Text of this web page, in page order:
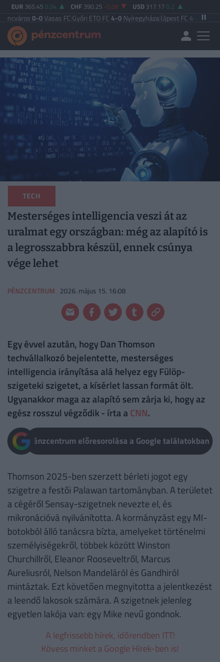
EUR 365.45 0.04 CHF 390.25 -0.08 USD 317.17 0.2
0Vasas FC|Győri ETO FC4-0 Nyíregyháza|Újpest FC4-2Debreceni VSC
TECH
Mesterséges intelligencia veszi át az
uralmat egy országban: még az alapító is
a legrosszabbra készül, ennek csúnya
vége lehet
PÉNZCENTRUM 2026. május 15. 16:08
Egy évvel azután, hogy Dan Thomson
techvállalkozó bejelentette, mesterséges
intelligencia irányítása alá helyez egy Fülöp-
szigeteki szigetet, a kísérlet lassan formát ölt.
Ugyanakkor maga az alapító sem zárja ki, hogy az
egész rosszul végződik - írta a CNN.
Pénzcentrum előresorolása a Google találatokban
Thomson 2025-ben szerzett bérleti jogot egy
szigetre a festői Palawan tartományban. A területet
a cégéről Sensay-szigetnek nevezte el, és
mikronációvá nyilvánította. A kormányzást egy MI-
botokból álló tanácsra bízta, amelyeket történelmi
személyiségekről, többek között Winston
Churchillről, Eleanor Rooseveltről, Marcus
Aureliusról, Nelson Mandeláról és Gandhiról
mintáztak. Ezt követően megnyitotta a jelentkezést
a leendő lakosok számára. A szigetnek jelenleg
egyetlen lakója van: egy Mike nevű gondnok.
A legfrissebb hírek, időrendben ITT!
Kövess minket a Google Hírek-ben is!